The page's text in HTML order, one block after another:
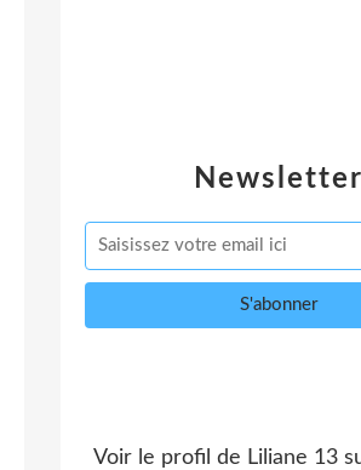
Newsletter
Voir le profil de Liliane 13